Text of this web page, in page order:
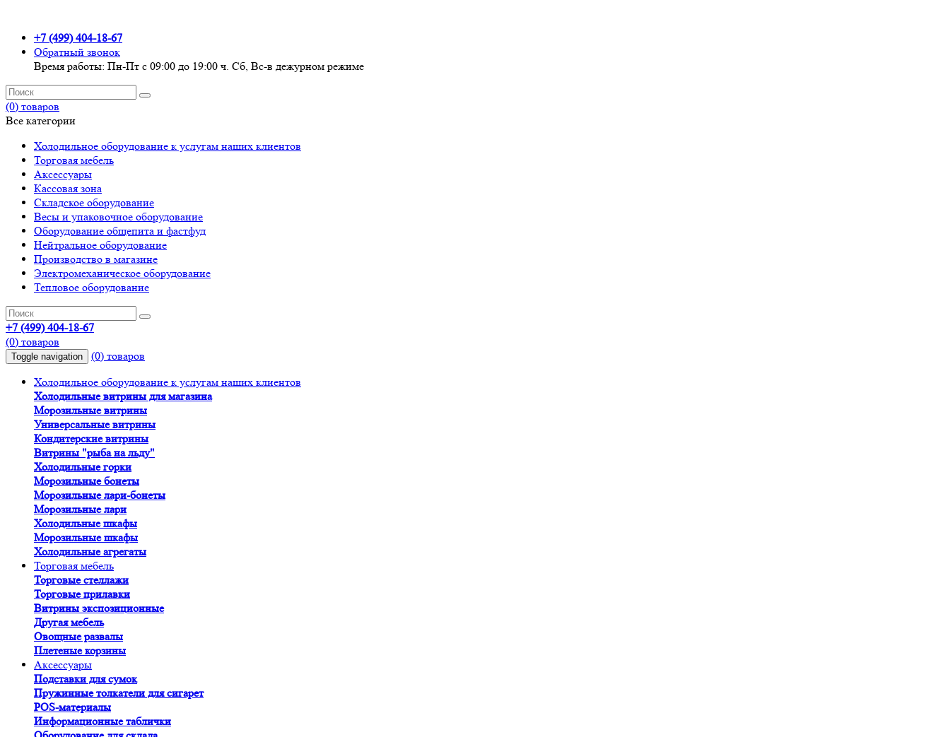
+7 (499) 404-18-67
Обратный звонок
Время работы: Пн-Пт с 09:00 до 19:00 ч. Сб, Вс-в дежурном режиме
(0) товаров
Все категории
Холодильное оборудование к услугам наших клиентов
Торговая мебель
Аксессуары
Кассовая зона
Складское оборудование
Весы и упаковочное оборудование
Оборудование общепита и фастфуд
Нейтральное оборудование
Производство в магазине
Электромеханическое оборудование
Тепловое оборудование
+7 (499) 404-18-67
(0) товаров
Toggle navigation
(0) товаров
Холодильное оборудование к услугам наших клиентов
Холодильные витрины для магазина
Морозильные витрины
Универсальные витрины
Кондитерские витрины
Витрины "рыба на льду"
Холодильные горки
Морозильные бонеты
Морозильные лари-бонеты
Морозильные лари
Холодильные шкафы
Морозильные шкафы
Холодильные агрегаты
Торговая мебель
Торговые стеллажи
Торговые прилавки
Витрины экспозиционные
Другая мебель
Овощные развалы
Плетеные корзины
Аксессуары
Подставки для сумок
Пружинные толкатели для сигарет
POS-материалы
Информационные таблички